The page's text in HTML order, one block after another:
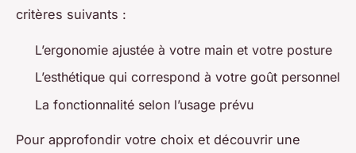
critères suivants :
L’ergonomie ajustée à votre main et votre posture
L’esthétique qui correspond à votre goût personnel
La fonctionnalité selon l’usage prévu
Pour approfondir votre choix et découvrir une